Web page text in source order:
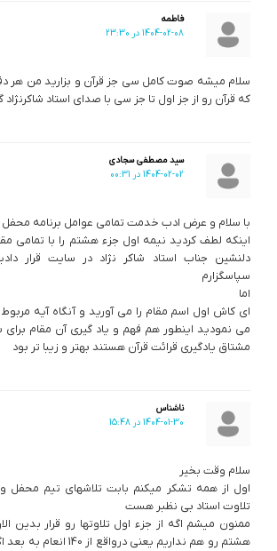
فاطمه
1404-02-08 در 23:30
سلام میشه صوت کامل سی جز قرآن و بزارید من هر
که قرآن رو از جز اول تا جز سی با صدای استاد
سید مصطفی سجادی
1404-02-02 در 00:31
با سلام و عرض ادب خدمت تمامی عوامل برنامه محفل
اینکه لطف کردید نیمه اول جزء هشتم را با تمامی
دلنشین جناب استاد شاکر نژاد در سایت قرار
سپاسگزارم
اما
ای کاش اول اسم مقام را می آورید و آنگاه آیه مربوط
می نمودید اینطور هم فهم و یاد گیری آن مقام
مشتاق یادگیری قرائت قرآن هستند بهتر و زیبا تر بود
ناشناس
1404-01-30 در 15:48
سلام وقت بخیر
اول از همه تشکر میکنم بابت تلاشهای تیم محفل
تلاوت استاد بی نظبر هست
ممنون میشم اگه از جزء اول تلاوتها رو قرار بدین
هشتم رو هم نداریم یعنی